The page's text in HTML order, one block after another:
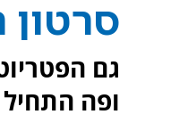
גם
ופה